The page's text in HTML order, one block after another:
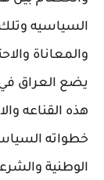
السياسيه
والمعاناة
يضع العراق
هذه القناعه
خطواته
الوطنية